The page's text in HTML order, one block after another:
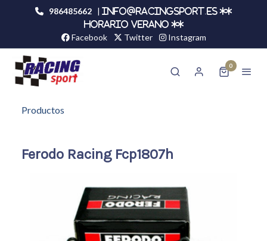
986485662 |
info@racingsport.es **
HORARIO VERANO **
Facebook Twitter Instagram
0
Productos
Ferodo Racing Fcp1807h